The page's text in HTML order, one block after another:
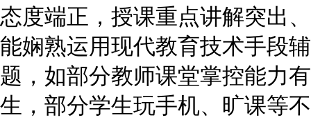
态度端正，授课重点讲解突出
能娴熟运用现代教育技术手段
题，如部分教师课堂掌控能力
生，部分学生玩手机、旷课等